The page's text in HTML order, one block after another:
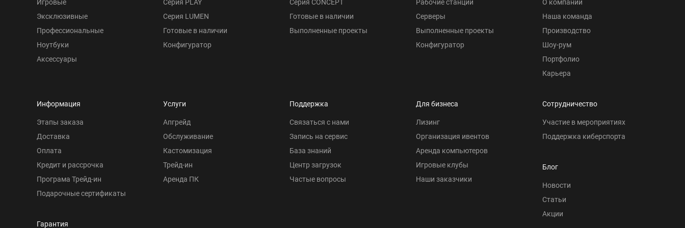
Эксклюзивные
Профессиональные
Ноутбуки
Аксессуары
Серия LUMEN
Готовые в наличии
Конфигуратор
Готовые в наличии
Выполненные проекты
Серверы
Выполненные проекты
Конфигуратор
Наша команда
Производство
Шоу-рум
Портфолио
Карьера
Информация
Этапы заказа
Доставка
Оплата
Кредит и рассрочка
Програма Трейд-ин
Подарочные сертификаты
Гарантия
Услуги
Апгрейд
Обслуживание
Кастомизация
Трейд-ин
Аренда ПК
Поддержка
Связаться с нами
Запись на сервис
База знаний
Центр загрузок
Частые вопросы
Для бизнеса
Лизинг
Организация ивентов
Аренда компьютеров
Игровые клубы
Наши заказчики
Сотрудничество
Участие в мероприятиях
Поддержка киберспорта
Блог
Новости
Статьи
Акции